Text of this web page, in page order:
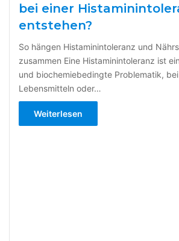
bei einer
entstehen?
So hängen Histaminintoleranz und
zusammen Eine Histaminintoleranz ist
und biochemiebedingte Problematik,
Lebensmitteln oder…
Weiterlesen